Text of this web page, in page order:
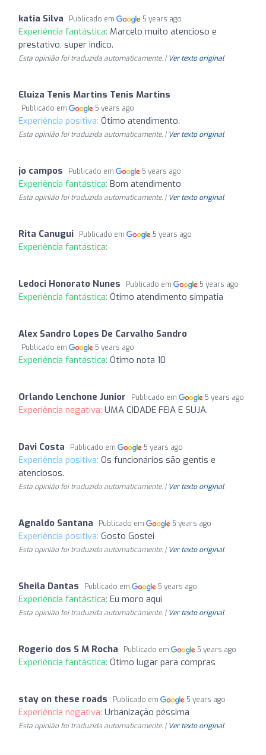
katia Silva Publicado em 5 years ago
Experiência fantástica: Marcelo muito atencioso e
prestativo, super indico.
Esta opinião foi traduzida automaticamente. | Ver texto original
Eluiza Tenis Martins Tenis Martins
Publicado em 5 years ago
Experiência positiva: Ótimo atendimento.
Esta opinião foi traduzida automaticamente. | Ver texto original
jo campos Publicado em 5 years ago
Experiência fantástica: Bom atendimento
Esta opinião foi traduzida automaticamente. | Ver texto original
Rita Canugui Publicado em 5 years ago
Experiência fantástica:
Ledoci Honorato Nunes Publicado em 5 years ago
Experiência fantástica: Ótimo atendimento simpatia
Alex Sandro Lopes De Carvalho Sandro
Publicado em 5 years ago
Experiência fantástica: Ótimo nota 10
Orlando Lenchone Junior Publicado em 5 years ago
Experiência negativa: UMA CIDADE FEIA E SUJA.
Davi Costa Publicado em 5 years ago
Experiência positiva: Os funcionários são gentis e
atenciosos.
Esta opinião foi traduzida automaticamente. | Ver texto original
Agnaldo Santana Publicado em 5 years ago
Experiência positiva: Gosto Gostei
Esta opinião foi traduzida automaticamente. | Ver texto original
Sheila Dantas Publicado em 5 years ago
Experiência fantástica: Eu moro aqui
Esta opinião foi traduzida automaticamente. | Ver texto original
Rogerio dos S M Rocha Publicado em 5 years ago
Experiência fantástica: Ótimo lugar para compras
stay on these roads Publicado em 5 years ago
Experiência negativa: Urbanização péssima
Esta opinião foi traduzida automaticamente. | Ver texto original